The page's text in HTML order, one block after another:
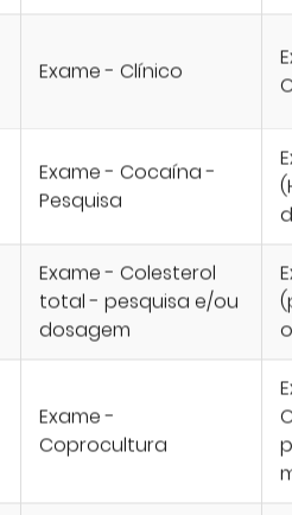
Exame - Clínico
Exame - Cocaína -
Pesquisa
Exame - Colesterol
total - pesquisa e/ou
dosagem
Exame -
Coprocultura